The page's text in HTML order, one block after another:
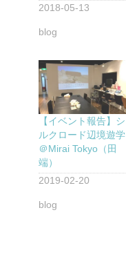
2018-05-13
blog
【イベント報告】シ
ルクロード辺境遊学
＠Mirai Tokyo（田
端）
2019-02-20
blog